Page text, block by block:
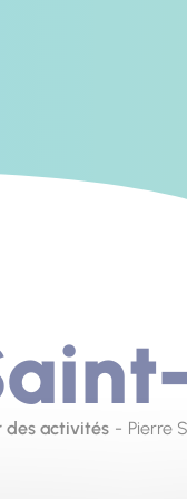
des activités Pierre